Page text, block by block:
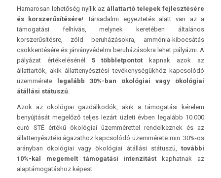
Hamarosan lehetőség nyílik az állattartó telepek fejlesztésére
és korszerűsítésére! Társadalmi egyeztetés alatt van az a
támogatási felhívás, melynek keretében általános
korszerűsítésre, zöld beruházásokra, ammónia-kibocsátás
csökkentésére és járványvédelmi beruházásokra lehet pályázni. A
pályázat értékelésénél 5 többletpontot
kapnak azok az
állattartók, akik állattenyésztési tevékenységükhöz kapcsolódó
üzemmérete
legalább 30%-ban ökológiai vagy ökológiai
átállási státuszú.
Azok az ökológiai gazdálkodók, akik a támogatási kérelem
benyújtását megelőző teljes lezárt üzleti évben legalább 10.000
euró STÉ értékű ökológiai üzemmérettel rendelkeznek és az
állattenyésztési ágazathoz kapcsolódó üzemmérete min. 30%-os
arányban ökológiai vagy ökológiai átállási státuszú,további
10%-kal megemelt támogatási intenzitást
kaphatnak az
alaptámogatáshoz képest.